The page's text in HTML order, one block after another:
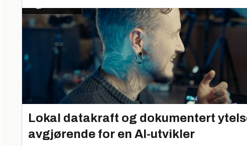
Lokal datakraft og dokumentert
avgjørende for en AI-utvikler